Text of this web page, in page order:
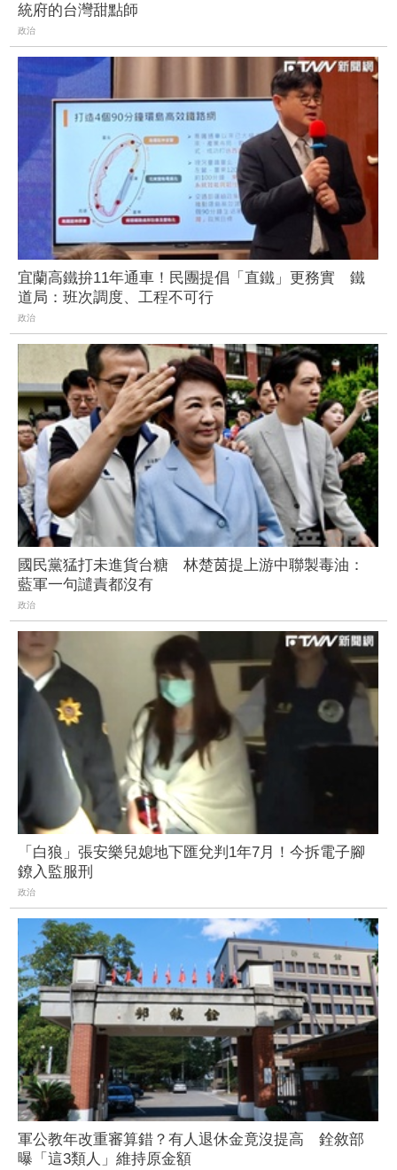
統府的台灣甜點師
政治
宜蘭高鐵拚11年通車！民團提倡「直鐵」更務實 鐵
道局：班次調度、工程不可行
政治
國民黨猛打未進貨台糖 林楚茵提上游中聯製毒油：
藍軍一句譴責都沒有
政治
「白狼」張安樂兒媳地下匯兌判1年7月！今拆電子腳
鐐入監服刑
政治
軍公教年改重審算錯？有人退休金竟沒提高 銓敘部
曝「這3類人」維持原金額